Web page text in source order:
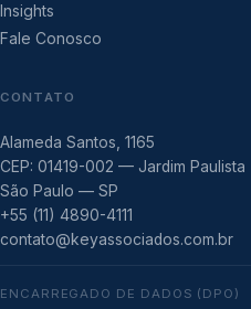
Insights
Fale Conosco
CONTATO
Alameda Santos, 1165
CEP: 01419-002 — Jardim Paulista
São Paulo — SP
+55 (11) 4890-4111
contato@keyassociados.com.br
ENCARREGADO DE DADOS (DPO)